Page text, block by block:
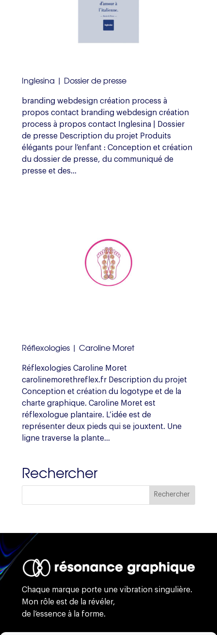
Inglesina | Dossier de presse
branding webdesign création process à
propos contact branding webdesign création
process à propos contact Inglesina | Dossier
de presse Description du projet Produits
élégants pour l’enfant : Conception et création
du dossier de presse, du communiqué de
presse et des...
Réflexologies | Caroline Moret
Réflexologies Caroline Moret
carolinemorethreflex.fr Description du projet
Conception et création du logotype et de la
charte graphique. Caroline Moret est
réflexologue plantaire. L’idée est de
représenter deux pieds qui se jouxtent. Une
ligne traverse la plante...
Rechercher
Chaque marque porte une vibration singulière.
Mon rôle est de la révéler,
de l’essence à la forme.